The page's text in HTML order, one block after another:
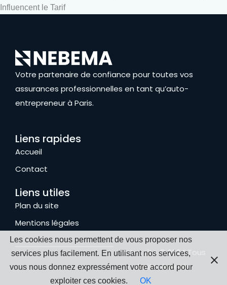
Influencent le Tarif
Votre partenaire de confiance pour toutes vos
assurances professionnelles en tant qu’auto-
entrepreneur à Paris.
Liens rapides
Accueil
Contact
Liens utiles
Plan du site
Mentions légales
Votre site © 2024 Tous
droits réservés
Les cookies nous permettent de vous proposer nos
services plus facilement. En utilisant nos services,
vous nous donnez expressément votre accord pour
exploiter ces cookies.
OK